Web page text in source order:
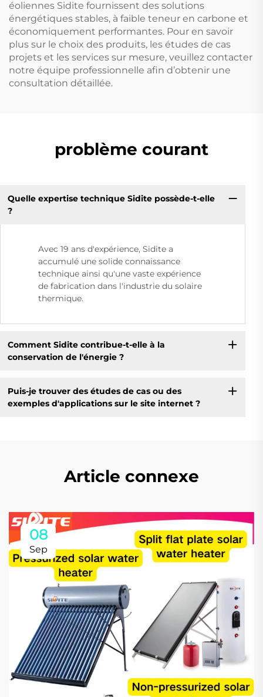
éoliennes Sidite fournissent des solutions
énergétiques stables, à faible teneur en carbone et
économiquement performantes. Pour en savoir
plus sur le choix des produits, les études de cas
projets et les services sur mesure, veuillez contacter
notre équipe professionnelle afin d’obtenir une
consultation détaillée.
problème courant
Quelle expertise technique Sidite possède-t-elle
?
Avec 19 ans d'expérience, Sidite a
accumulé une solide connaissance
technique ainsi qu'une vaste expérience
de fabrication dans l'industrie du solaire
thermique.
Comment Sidite contribue-t-elle à la
conservation de l'énergie ?
Puis-je trouver des études de cas ou des
exemples d'applications sur le site internet ?
Article connexe
08
Sep